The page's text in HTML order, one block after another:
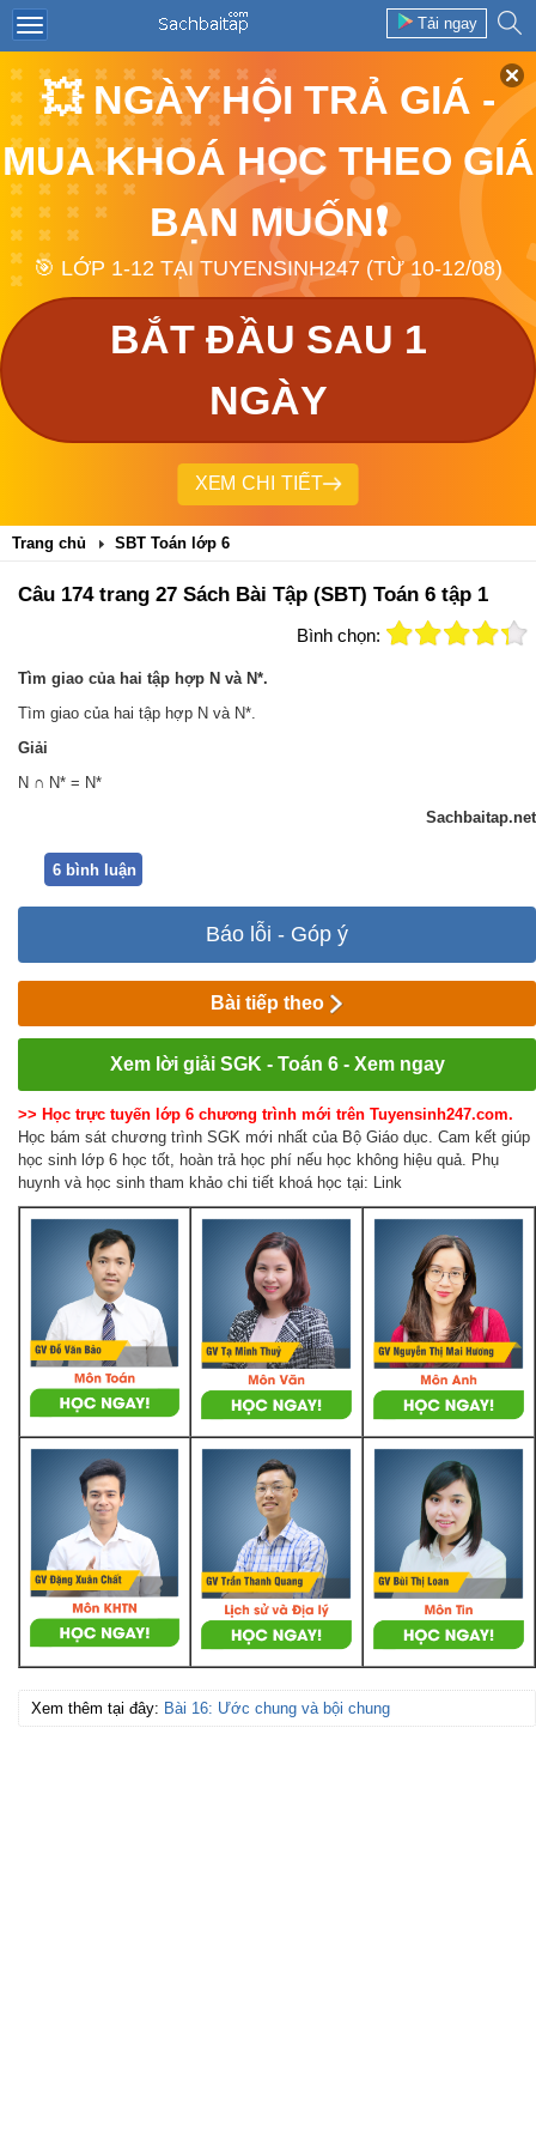
Tải ngay
💥 NGÀY HỘI TRẢ GIÁ -
MUA KHOÁ HỌC THEO GIÁ
BẠN MUỐN❗
🎯 LỚP 1-12 TẠI TUYENSINH247 (TỪ 10-12/08)
BẮT ĐẦU SAU 1
NGÀY
XEM CHI TIẾT
Trang chủ SBT Toán lớp 6
Câu 174 trang 27 Sách Bài Tập (SBT) Toán 6 tập 1
Bình chọn:
Tìm giao của hai tập hợp N và N*.
Tìm giao của hai tập hợp N và N*.
Giải
N ∩ N* = N*
Sachbaitap.net
6 bình luận
Báo lỗi - Góp ý
Bài tiếp theo
Xem lời giải SGK - Toán 6 - Xem ngay
>> Học trực tuyến lớp 6 chương trình mới trên Tuyensinh247.com.
Học bám sát chương trình SGK mới nhất của Bộ Giáo dục. Cam kết giúp
học sinh lớp 6 học tốt, hoàn trả học phí nếu học không hiệu quả. Phụ
huynh và học sinh tham khảo chi tiết khoá học tại: Link
Xem thêm tại đây: Bài 16: Ước chung và bội chung